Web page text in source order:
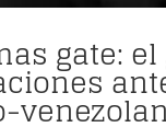
gate: